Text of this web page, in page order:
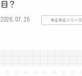
目？
2026.07.25 あるあるシリーズ